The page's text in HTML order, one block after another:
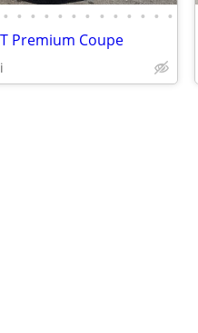
• • • • • • • • • • • • •
Premium Coupe